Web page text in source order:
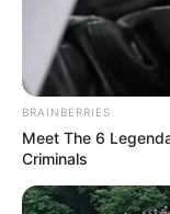
Paola
Julio 3, 2025
BRAINBERRIES
Meet The 6
Criminals